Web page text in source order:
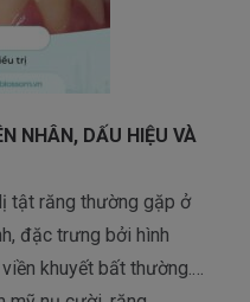
NHÂN, DẤU HIỆU VÀ
tật răng thường gặp ở
đặc trưng bởi hình
khuyết bất thường.